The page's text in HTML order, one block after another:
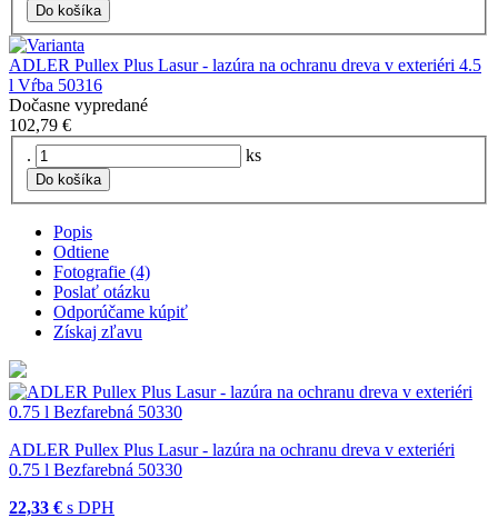
Do košíka
ADLER Pullex Plus Lasur - lazúra na ochranu dreva v exteriéri 4.5
l Vŕba 50316
Dočasne vypredané
102,79 €
.
ks
Do košíka
Popis
Odtiene
Fotografie (4)
Poslať otázku
Odporúčame kúpiť
Získaj zľavu
ADLER Pullex Plus Lasur - lazúra na ochranu dreva v exteriéri
0.75 l Bezfarebná 50330
22,33 € s DPH